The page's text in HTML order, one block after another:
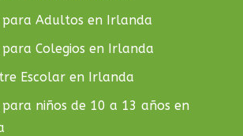
para Adultos en Irlanda
para Colegios en Irlanda
Escolar en Irlanda
para niños de 10 a 13 años en